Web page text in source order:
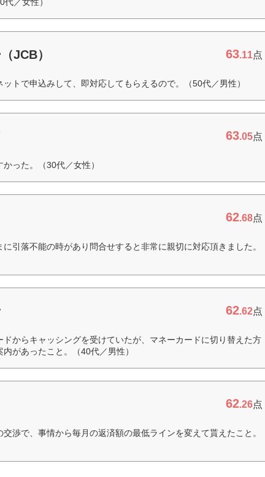
JCB） 63.11点
トで申込みして、即対応してもらえるので。（50代／男性）
63.05点
った。（30代／女性）
62.68点
引落不能の時があり問合せすると非常に親切に対応頂きました。
62.62点
からキャッシングを受けていたが、マネーカードに切り替えた方
があったこと。（40代／男性）
62.26点
渉で、事情から毎月の返済額の最低ラインを変えて貰えたこと。